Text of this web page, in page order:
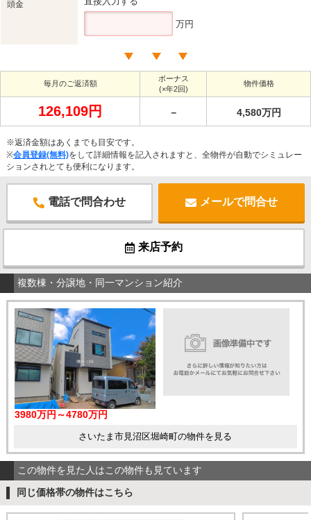
頭金
万円
毎月のご返済額
ボーナス
(×年2回)
物件価格
126,109円 － 4,580万円
※返済金額はあくまでも目安です。
※会員登録(無料)をして詳細情報を記入されますと、全物件が自動でシミュレー
ションされとても便利になります。
電話で問合わせ メールで問合せ
来店予約
複数棟・分譲地・同一マンション紹介
3980万円～4780万円
さいたま市見沼区堀崎町の物件を見る
この物件を見た人はこの物件も見ています
同じ価格帯の物件はこちら